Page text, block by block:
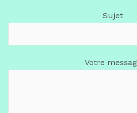
Sujet
Votre